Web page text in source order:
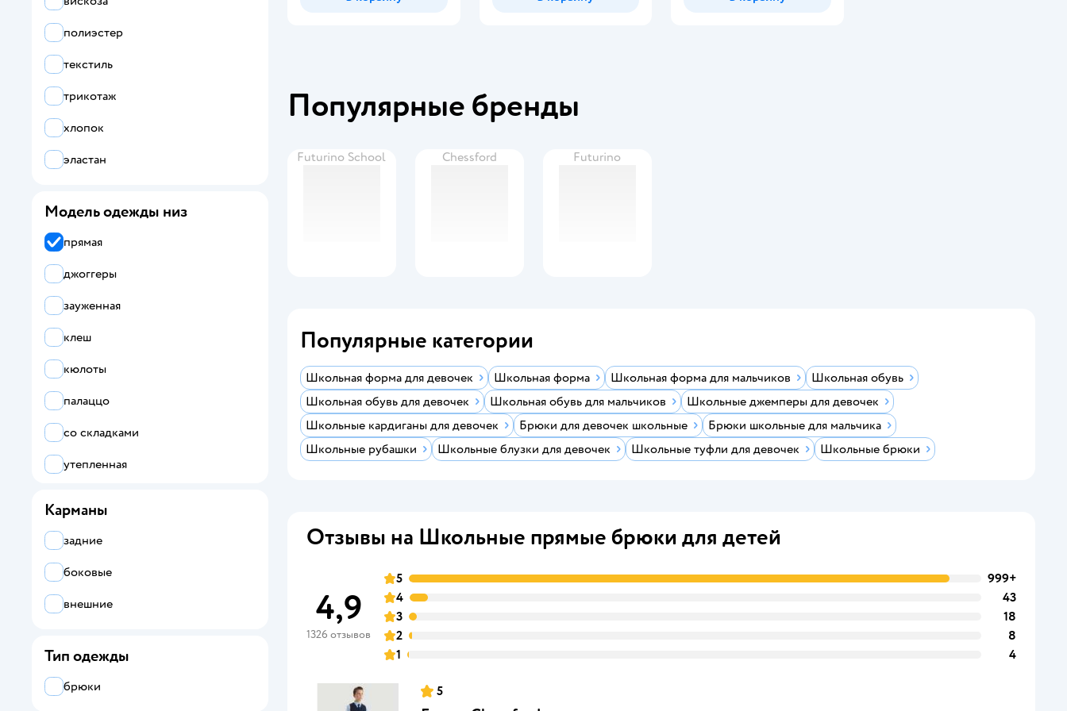
Популярные бренды
Futurino School Chessford Futurino
Популярные категории
Школьная форма для девочек Школьная форма Школьная форма для мальчиков
Школьная обувь
Школьная обувь для девочек
Школьная обувь для мальчиков
Школьные джемперы для девочек
Школьные кардиганы для девочек
Брюки для девочек школьные
Брюки школьные для мальчика
Школьные рубашки
Школьные блузки для девочек Школьные туфли для девочек Школьные брюки
Отзывы на Школьные прямые брюки для детей
4,9
1326 отзывов
5
999+
4
43
3
18
2
8
1
4
5
полиэстер
текстиль
трикотаж
хлопок
эластан
Модель одежды низ
прямая
джоггеры
зауженная
клеш
кюлоты
палаццо
со складками
утепленная
Карманы
задние
боковые
внешние
Тип одежды
брюки